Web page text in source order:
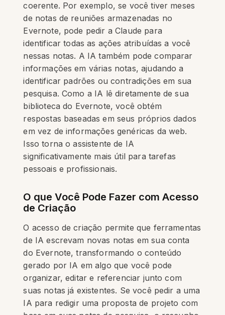
coerente. Por exemplo, se você tiver meses
de notas de reuniões armazenadas no
Evernote, pode pedir a Claude para
identificar todas as ações atribuídas a você
nessas notas. A IA também pode comparar
informações em várias notas, ajudando a
identificar padrões ou contradições em sua
pesquisa. Como a IA lê diretamente de sua
biblioteca do Evernote, você obtém
respostas baseadas em seus próprios dados
em vez de informações genéricas da web.
Isso torna o assistente de IA
significativamente mais útil para tarefas
pessoais e profissionais.
O que Você Pode Fazer com Acesso
de Criação
O acesso de criação permite que ferramentas
de IA escrevam novas notas em sua conta
do Evernote, transformando o conteúdo
gerado por IA em algo que você pode
organizar, editar e referenciar junto com
suas notas já existentes. Se você pedir a uma
IA para redigir uma proposta de projeto com